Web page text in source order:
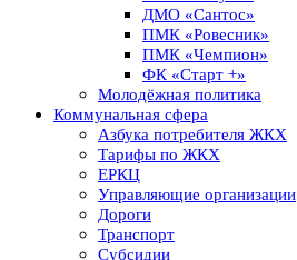
ДМО «Сантос»
ПМК «Ровесник»
ПМК «Чемпион»
ФК «Старт +»
Молодёжная политика
Коммунальная сфера
Азбука потребителя ЖКХ
Тарифы по ЖКХ
ЕРКЦ
Управляющие организации
Дороги
Транспорт
Субсидии